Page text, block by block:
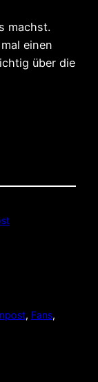
machst.
einen
über die
, Fans